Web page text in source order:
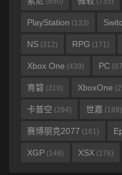
PlayStation (133)
NS (312) RPG (171)
Xbox One (439) PC
育碧 (310) XboxOne
卡普空 (294) 世嘉 (189)
赛博朋克2077 (161)
XGP (148) XSX (176)